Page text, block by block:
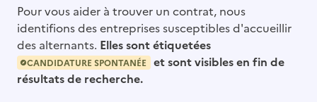
Pour vous aider à trouver un contrat, nous
identifions des entreprises susceptibles d'accueillir
des alternants. Elles sont étiquetées
CANDIDATURE SPONTANÉE
et sont visibles en fin de
résultats de recherche.